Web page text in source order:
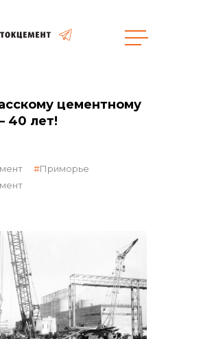
закупки
неликвидов
цементному
40 лет!
Приморье